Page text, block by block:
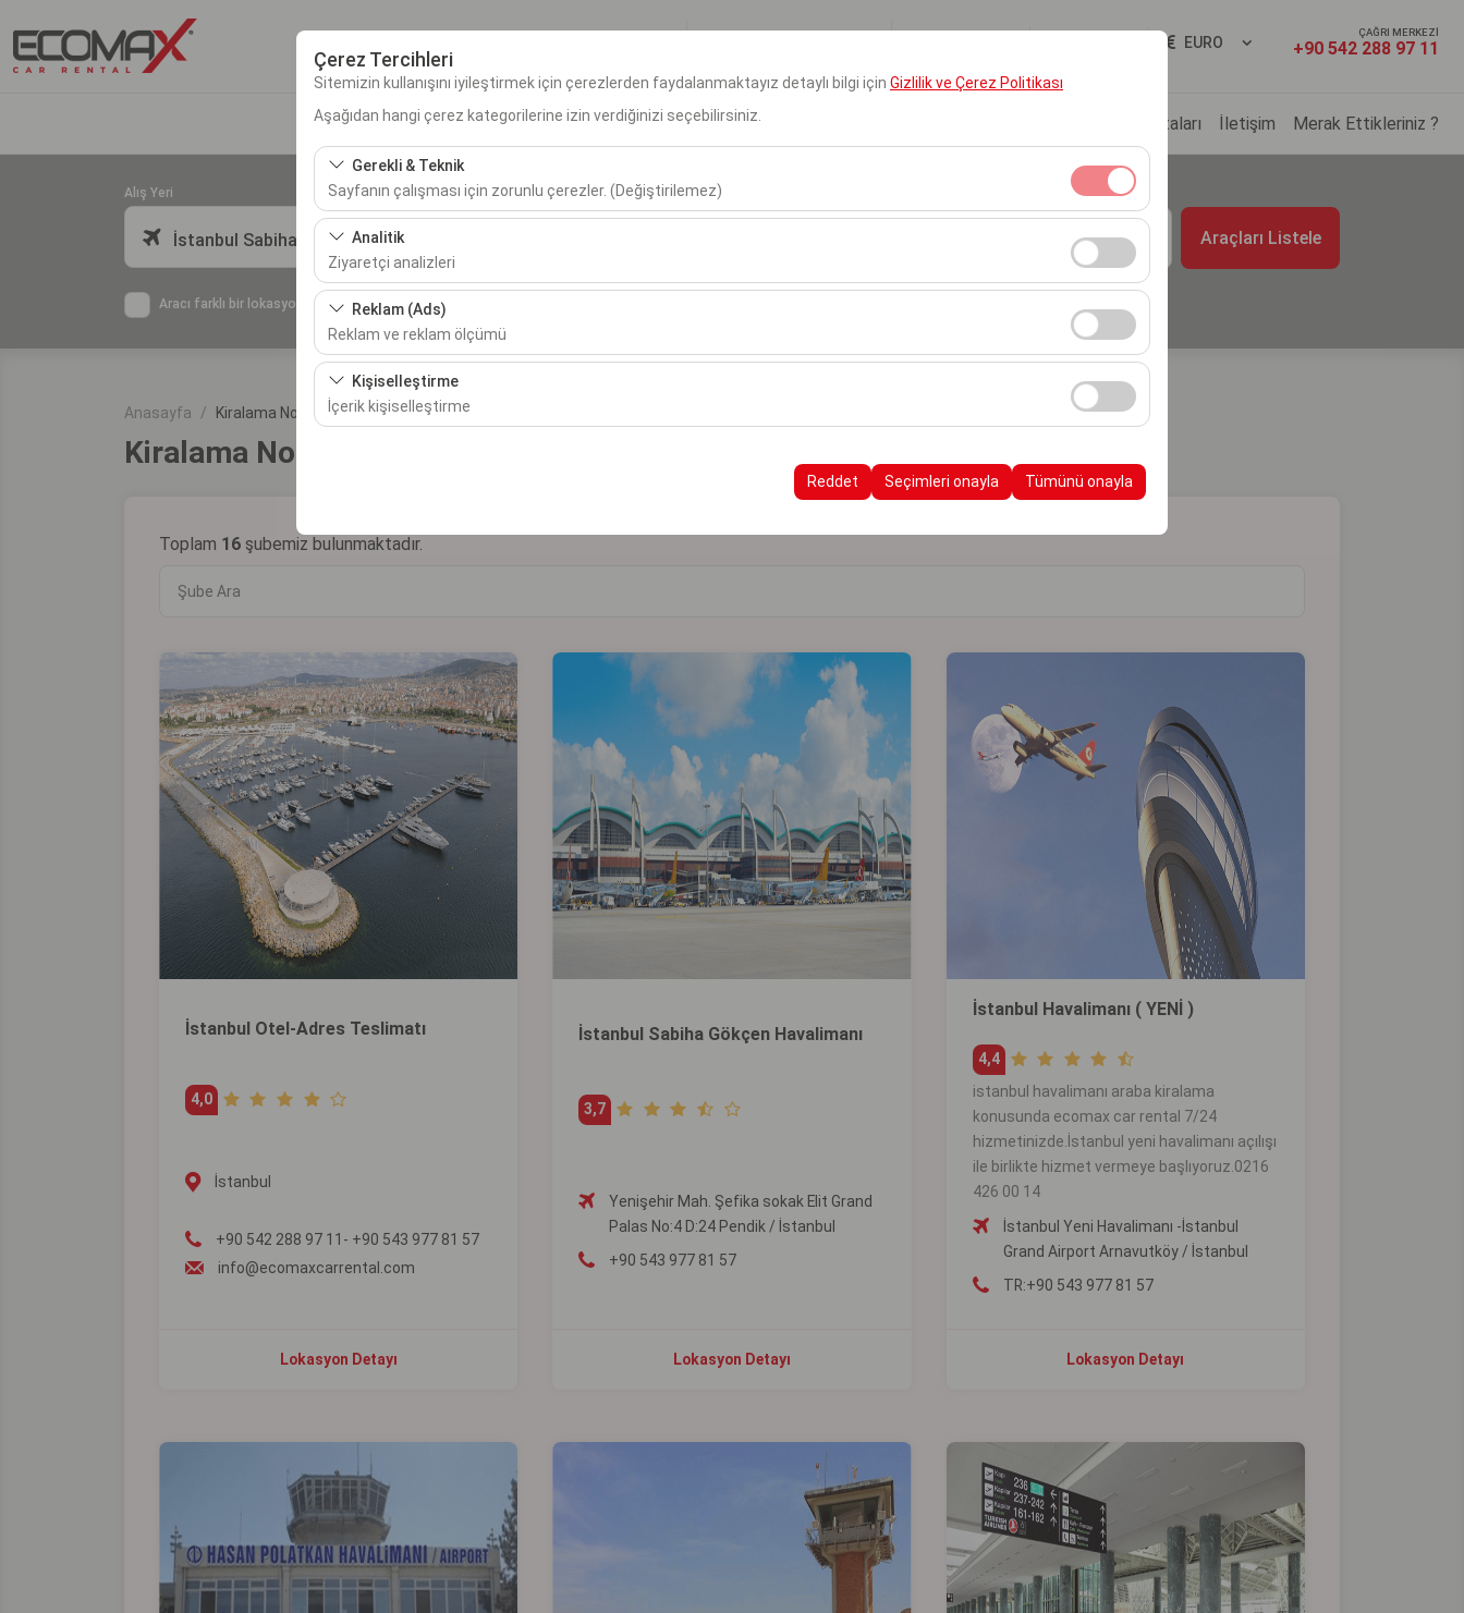
Çerez Tercihleri
Sitemizin kullanışını iyileştirmek için çerezlerden faydalanmaktayız detaylı bilgi için Gizlilik ve Çerez Politikası
Aşağıdan hangi çerez kategorilerine izin verdiğinizi seçebilirsiniz.
Gerekli & Teknik
Sayfanın çalışması için zorunlu çerezler. (Değiştirilemez)
Bu çerezler sitenin doğru şekilde çalışması, güvenlik, oturum yönetimi ve temel işlevler için gereklidir. Devre dışı
bırakılamaz.
Analitik
Ziyaretçi analizleri
Bu çerezler, sitemizin nasıl kullanıldığını (ziyaretçi sayısı, en çok ziyaret edilen sayfalar, kullanıcı davranışları) analiz
etmemizi sağlar. Bu veriler, web sitesi performansını ölçmek ve kullanıcı deneyimini sürekli iyileştirmek için kullanılır.
Reklam (Ads)
Reklam ve reklam ölçümü
Bu çerezler, size ilgi alanlarınıza uygun kişiselleştirilmiş reklamlar göstermemize ve reklam kampanyalarımızın
etkinliğini (gösterim sayısı, tıklama oranı) ölçmemize olanak tanır.
Kişiselleştirme
İçerik kişiselleştirme
deneyiminizin tutarlılığını ve sürekliliğini sağlamak amacıyla kullanılır.
Reddet Seçimleri onayla Tümünü onayla
EURO
ÇAĞRI MERKEZİ
+90 542 288 97 11
Anasayfa Kiralama Noktaları İletişim Merak Ettikleriniz ?
Alış Yeri
İstanbul Sabiha Gökçen Havalimanı
Aracı farklı bir lokasyona bırakacağım
Alış Tarih & Saat
09:00 Araçları Listele
Anasayfa Kiralama Noktaları
Kiralama Noktaları
Toplam 16 şubemiz bulunmaktadır.
İstanbul Otel-Adres Teslimatı
4,0
İstanbul
+90 542 288 97 11- +90 543 977 81 57
info@ecomaxcarrental.com
Lokasyon Detayı
İstanbul Sabiha Gökçen Havalimanı
3,7
Yenişehir Mah. Şefika sokak Elit Grand
Palas No:4 D:24 Pendik / İstanbul
+90 543 977 81 57
Lokasyon Detayı
İstanbul Havalimanı ( YENİ )
4,4
istanbul havalimanı araba kiralama
konusunda ecomax car rental 7/24
hizmetinizde.İstanbul yeni havalimanı açılışı
ile birlikte hizmet vermeye başlıyoruz.0216
426 00 14
İstanbul Yeni Havalimanı -İstanbul
Grand Airport Arnavutköy / İstanbul
TR:+90 543 977 81 57
Lokasyon Detayı